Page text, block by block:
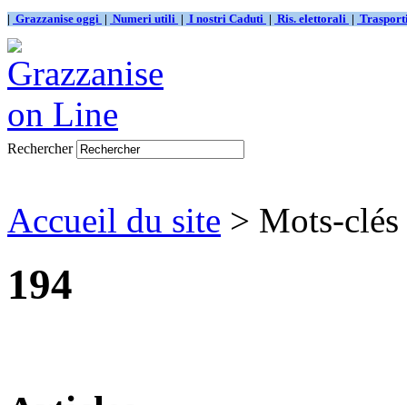
| Grazzanise oggi | Numeri utili | I nostri Caduti | Ris. elettorali |
Rechercher
Accueil du site > Mots-
194